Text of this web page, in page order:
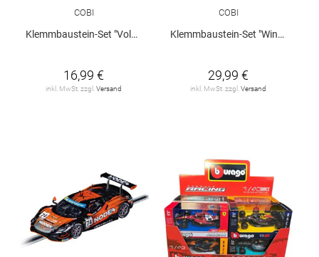
COBI
Klemmbaustein-Set "Volkswagen Passat B1 - Polizei"
16,99 €
inkl. MwSt. zzgl.Versand
COBI
Klemmbaustein-Set "Winter Adventure - VW T3"
29,99 €
inkl. MwSt. zzgl.Versand